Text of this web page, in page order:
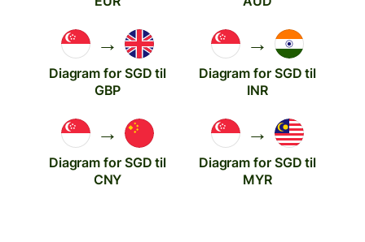
→
Diagram for SGD til
GBP
→
Diagram for SGD til
INR
→
Diagram for SGD til
CNY
→
Diagram for SGD til
MYR